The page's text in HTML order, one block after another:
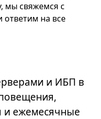
мы свяжемся с
на все
и ИБП в
и ежемесячные